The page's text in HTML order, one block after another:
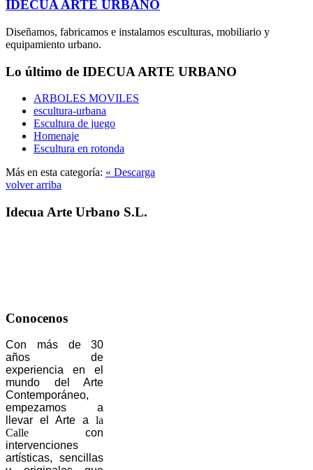
IDECUA ARTE URBANO
Diseñamos, fabricamos e instalamos esculturas, mobiliario y
equipamiento urbano.
Lo último de IDECUA ARTE URBANO
ARBOLES MOVILES
escultura-urbana
Escultura de juego
Homenaje
Escultura en rotonda
Más en esta categoría: « Descarga
volver arriba
Idecua Arte Urbano S.L.
Conocenos
Con más de 30
años de
experiencia en el
mundo del Arte
Contemporáneo,
empezamos a
llevar el Arte ala
Calle con
intervenciones
artísticas, sencillas